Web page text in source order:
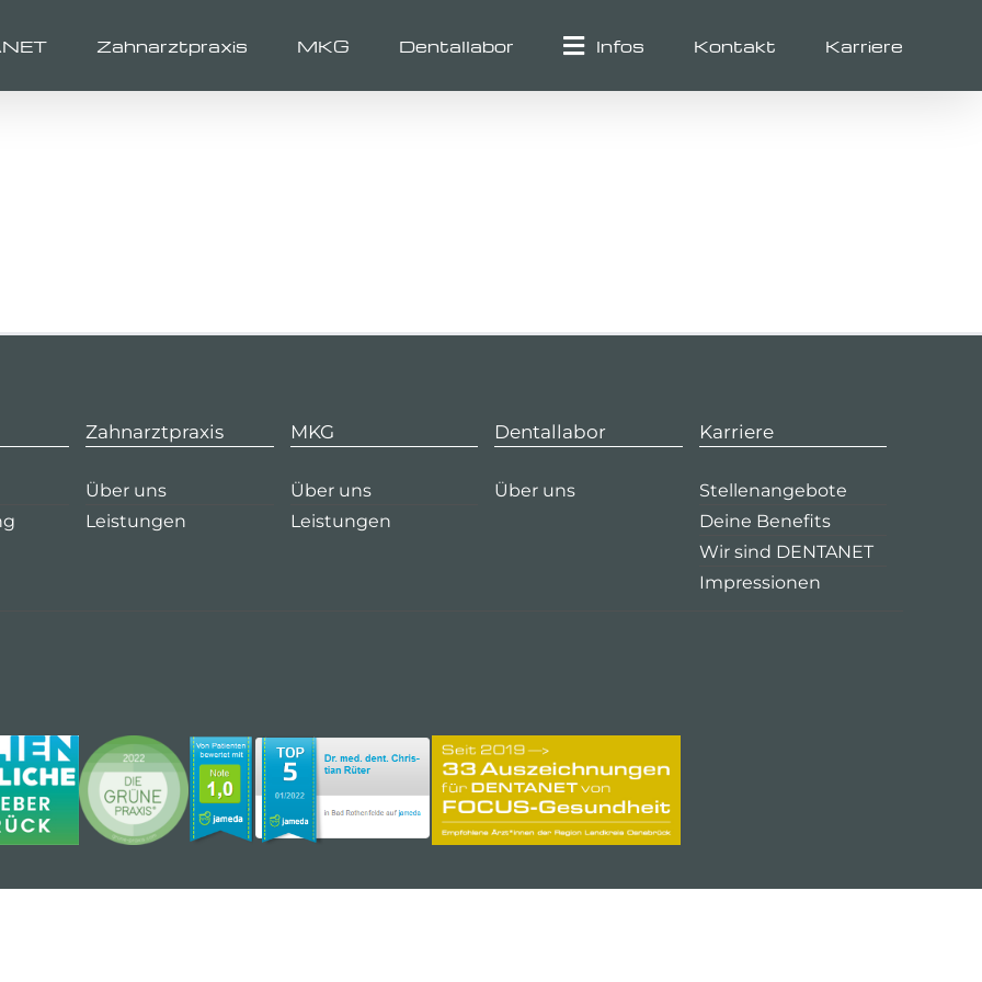
Zahnarztpraxis MKG Dentallabor Infos Kontakt Karriere
Zahnarztpraxis
Über uns
Leistungen
MKG
Über uns
Leistungen
Dentallabor
Über uns
Karriere
Stellenangebote
Deine Benefits
Wir sind DENTANET
Impressionen